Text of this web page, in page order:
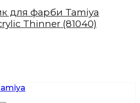
для фарби Tamiya
Thinner (81040)